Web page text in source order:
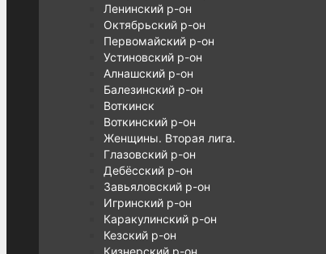
Ленинский р-он
Октябрьский р-он
Первомайский р-он
Устиновский р-он
Алнашский р-он
Балезинский р-он
Воткинск
Воткинский р-он
Женщины. Вторая лига.
Глазовский р-он
Дебёсский р-он
Завьяловский р-он
Игринский р-он
Каракулинский р-он
Кезский р-он
Кизнерский р-он